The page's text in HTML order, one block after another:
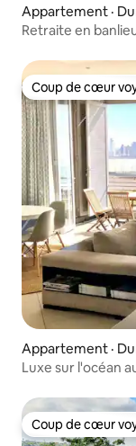
Appartement ·
Retraite en
Coup de cœur
Coup de cœur
Appartement ·
Luxe sur l'océan
Coup de cœur
Coup de cœur